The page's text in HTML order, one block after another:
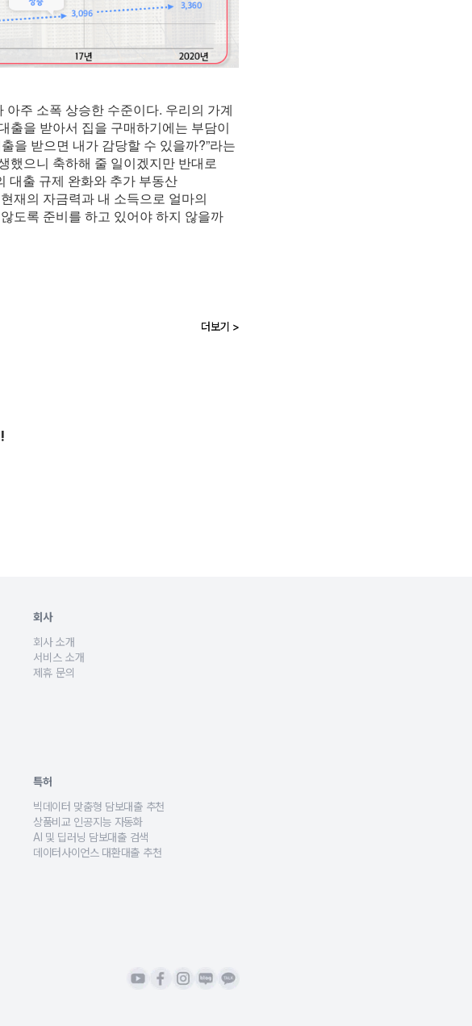
주 소폭 상승한 수준이다. 우리의 가계
출을 받아서 집을 구매하기에는 부담이
을 받으면 내가 감당할 수 있을까?”라는
했으니 축하해 줄 일이겠지만 반대로
대출 규제 완화와 추가 부동산
재의 자금력과 내 소득으로 얼마의
도록 준비를 하고 있어야 하지 않을까
더보기 >
대출상품을 비교합니다.
계획에 맞는 맞춤 전략을 제시합니다.
사와의 매칭을 지원합니다.
한 사업자대출 상품을 비교합니다.
른 대출상품을 제시합니다.
출 등 여러 상품을 비교합니다.
위한 대출상품을 비교합니다.
감 후기, 사업자대출 성공 사례 등 실제 고객 경험 기반 리뷰를 확인할 수 있습니다.
고리즘 인증, 금융 트렌드 분석 등 주요 언론 보도와 인터뷰 기사를 모아 제공합니다.
대출 보증보험 등 어려울 수 있는 내용을 쉽고 재미있게 알려주는 유튜브 채널입니다.
최초, 무주택자, DSR 규제 등 다양한 금융 키워드 중심의 금융 가이드와 사례를 제공합니다.
내용과 뱅크몰 대출 전문가의 답변을 한 곳에 모았습니다.
회사
회사 소개
뱅크몰은 220여 금융사 제휴 기반의 대출비교 플랫폼으로, AI·빅데이터 기반 대출 추천 기술과 금
서비스 소개
주택담보대출, 전세대출, 사업자대출, 신용대출, 개인회생자대출 등 유형별 비교 서비스, AI 금리진
제휴 문의
확한 비교 서비스 제공이 가능합니다.
크 플랫폼입니다.
인정받았습니다.
받았습니다.
으로, 법적 기준을 준수하여 안전하고 투명한 대출비교·상담 서비스를 제공합니다.
사 기술 등을 연구하는 기업부설 금융 R&D 조직을 보유해 서비스 품질을 지속적으로 고도화하고 있습니
특허
빅데이터 맞춤형 담보대출 추천
고객의 소득·주택·부채 정보를 분석해 맞춤형 담보대출 추천 알고리즘을 제공하는 특허 기술을 보유
상품비교 인공지능 자동화
수백 개의 대출상품을 자동으로 비교·정렬·추천하는 AI 자동화 기술 특허로, 정확한 대출비교가 가능
AI 및 딥러닝 담보대출 검색
딥러닝 기반으로 담보대출 조건을 정교하게 분류하고, 고객 상황에 맞는 상품을 찾아주는 AI 기반 대
데이터사이언스 대환대출 추천